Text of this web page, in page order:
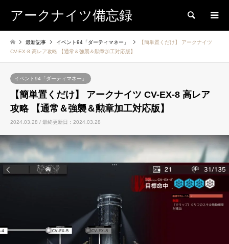
アークナイツ備忘録 検索
最新記事 イベント94「ダーティマネー」
【簡単置くだけ】 アークナイツ
CV-EX-8 高レア攻略 【通常＆強襲＆勲章加工対応版】
イベント94「ダーティマネー」
【簡単置くだけ】 アークナイツ CV-EX-8 高レア
攻略 【通常＆強襲＆勲章加工対応版】
2024.03.28 / 最終更新日：2024.03.28